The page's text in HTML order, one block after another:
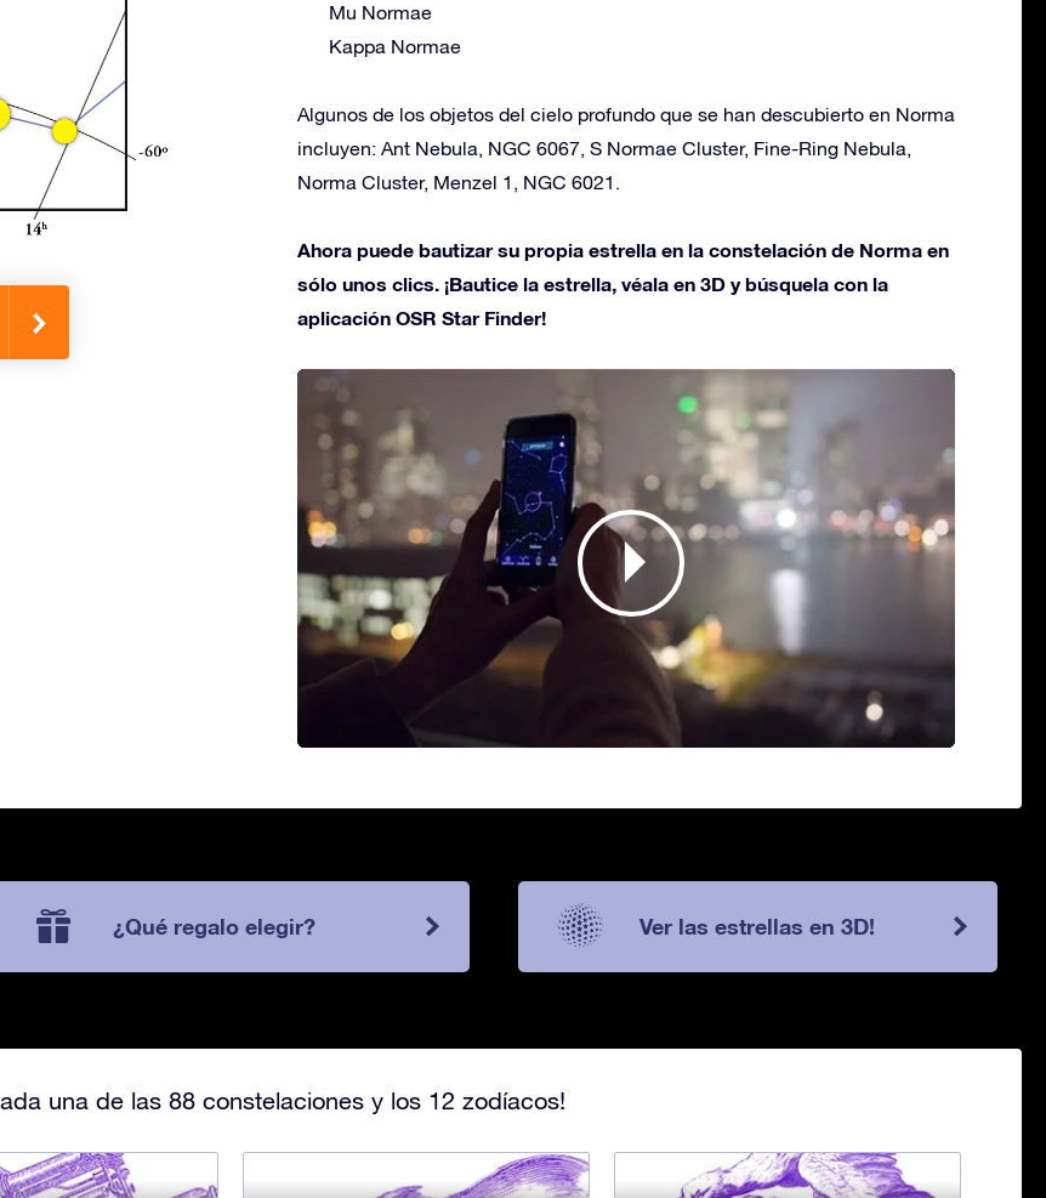
Mu Normae
Kappa Normae
Algunos de los objetos del cielo profundo que se han descubierto en Norma
incluyen: Ant Nebula, NGC 6067, S Normae Cluster, Fine-Ring Nebula,
Norma Cluster, Menzel 1, NGC 6021.
Ahora puede bautizar su propia estrella en la constelación de Norma en
sólo unos clics. ¡Bautice la estrella, véala en 3D y búsquela con la
aplicación OSR Star Finder!
¿Qué regalo elegir? Ver las estrellas en 3D!
una de las 88 constelaciones y los 12 zodíacos!